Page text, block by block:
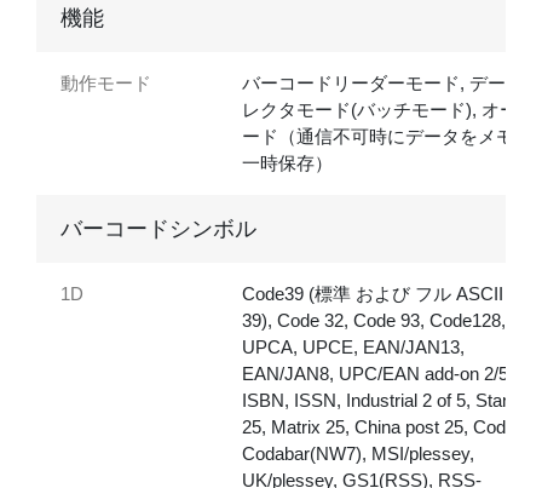
機能
動作モード
バーコードリーダーモード, データコ
レクタモード(バッチモード), オート
ード（通信不可時にデータをメモリ
一時保存）
バーコードシンボル
1D
Code39 (標準 および フル ASCII
39), Code 32, Code 93, Code128,
UPCA, UPCE, EAN/JAN13,
EAN/JAN8, UPC/EAN add-on 2/5,
ISBN, ISSN, Industrial 2 of 5,
25, Matrix 25, China post 25, Code 11,
Codabar(NW7), MSI/plessey,
UK/plessey, GS1(RSS), RSS-